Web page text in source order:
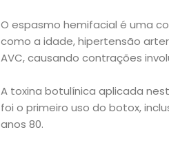
Casa
e
Decoração
O espasmo hemifacial é uma
como a idade, hipertensão
AVC, causando contrações
A toxina botulínica aplicada
foi o primeiro uso do botox,
anos 80.